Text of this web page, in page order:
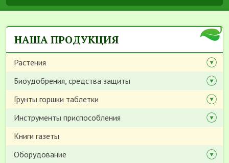
НАША ПРОДУКЦИЯ
Растения
Биоудобрения, средства защиты
Грунты горшки таблетки
Инструменты приспособления
Книги газеты
Оборудование